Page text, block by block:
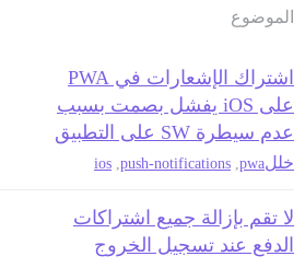
الموضوع
اشتراك الإشعارات في PWA
على iOS يفشل بصمت بسبب
عدم سيطرة SW على التطبيق
خللpwa
push-notifications
ios
لا تقم بإزالة جميع اشتراكات
الدفع عند تسجيل الخروج